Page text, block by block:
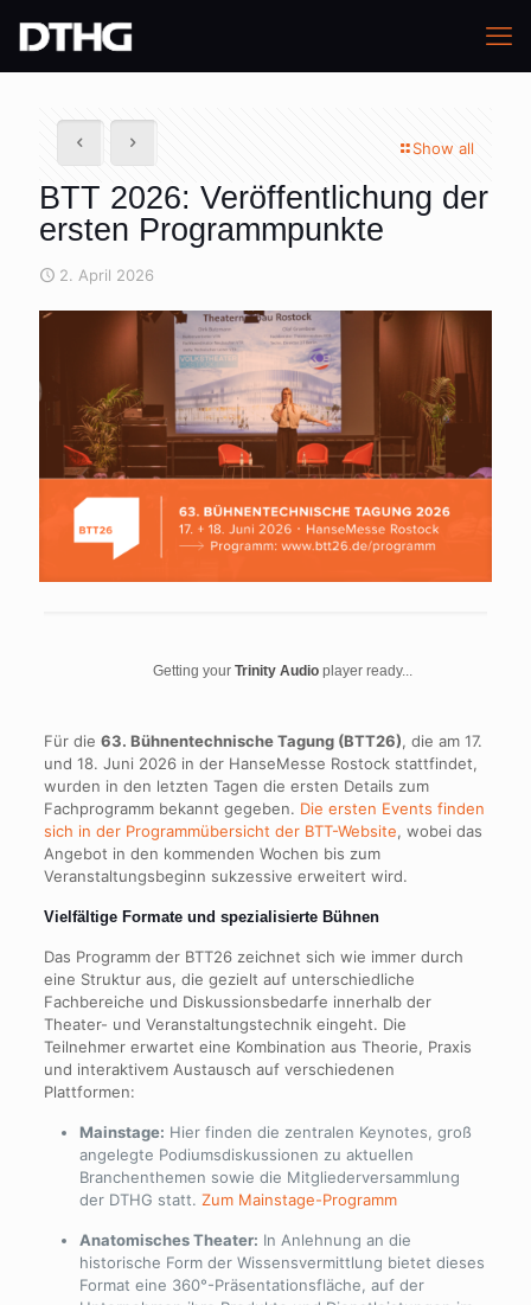
Show all
BTT 2026: Veröffentlichung der
ersten Programmpunkte
2. April 2026
Getting your Trinity Audioplayer ready...
Für die 63. Bühnentechnische Tagung (BTT26), die am 17.
und 18. Juni 2026 in der HanseMesse Rostock stattfindet,
wurden in den letzten Tagen die ersten Details zum
Fachprogramm bekannt gegeben. Die ersten Events finden
sich in der Programmübersicht der BTT-Website, wobei das
Angebot in den kommenden Wochen bis zum
Veranstaltungsbeginn sukzessive erweitert wird.
Vielfältige Formate und spezialisierte Bühnen
Das Programm der BTT26 zeichnet sich wie immer durch
eine Struktur aus, die gezielt auf unterschiedliche
Fachbereiche und Diskussionsbedarfe innerhalb der
Theater- und Veranstaltungstechnik eingeht. Die
Teilnehmer erwartet eine Kombination aus Theorie, Praxis
und interaktivem Austausch auf verschiedenen
Plattformen:
Mainstage: Hier finden die zentralen Keynotes, groß
angelegte Podiumsdiskussionen zu aktuellen
Branchenthemen sowie die Mitgliederversammlung
der DTHG statt. Zum Mainstage-Programm
Anatomisches Theater: In Anlehnung an die
historische Form der Wissensvermittlung bietet dieses
Format eine 360°-Präsentationsfläche, auf der